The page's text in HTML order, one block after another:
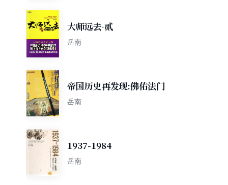
大师远去·贰
岳南
帝国历史再发现:佛佑法门
岳南
1937-1984
岳南